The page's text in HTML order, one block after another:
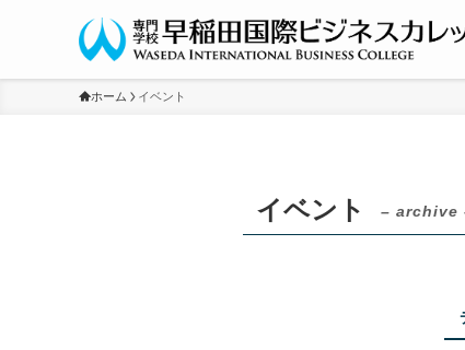
ホーム イベント
イベント – archive